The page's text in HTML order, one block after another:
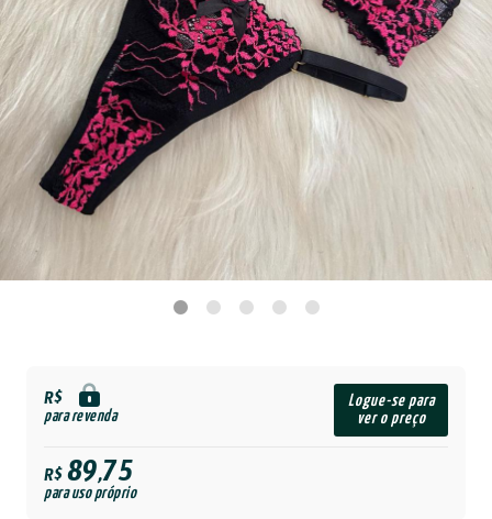
R$
para revenda
Logue-se para
ver o preço
R$89,75
para uso próprio